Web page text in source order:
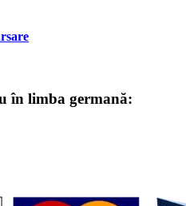
în limba germană: